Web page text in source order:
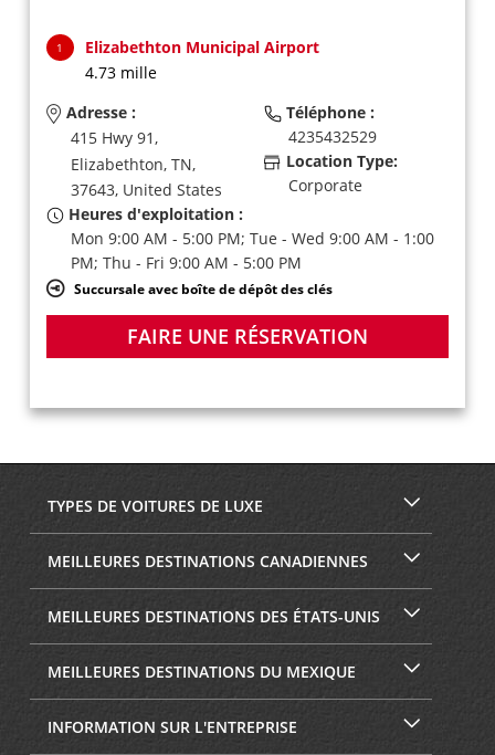
1
Elizabethton Municipal Airport
4.73 mille
Adresse :
415 Hwy 91,
Elizabethton, TN,
37643, United States
Téléphone :
4235432529
Location Type:
Corporate
Heures d'exploitation :
Mon 9:00 AM - 5:00 PM; Tue - Wed 9:00 AM - 1:00
PM; Thu - Fri 9:00 AM - 5:00 PM
Succursale avec boîte de dépôt des clés
FAIRE UNE RÉSERVATION
TYPES DE VOITURES DE LUXE
MEILLEURES DESTINATIONS CANADIENNES
MEILLEURES DESTINATIONS DES ÉTATS-UNIS
MEILLEURES DESTINATIONS DU MEXIQUE
INFORMATION SUR L'ENTREPRISE